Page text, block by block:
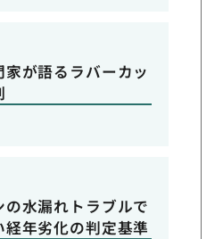
が語るラバーカッ
水漏れトラブルで
年劣化の判定基準